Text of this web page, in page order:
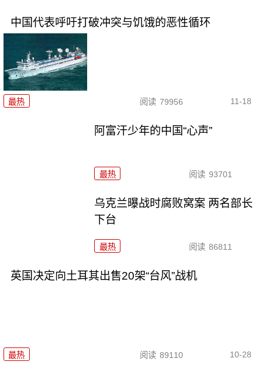
中国代表呼吁打破冲突与饥饿的恶性循环
最热 阅读 79956 11-18
阿富汗少年的中国“心声”
最热 阅读 93701
乌克兰曝战时腐败窝案 两名部长
下台
最热 阅读 86811
英国决定向土耳其出售20架“台风”战机
最热 阅读 89110 10-28